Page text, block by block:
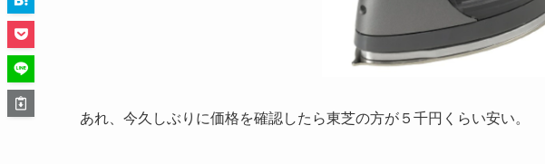
あれ、今久しぶりに価格を確認したら東芝の方が５千円くらい安い。